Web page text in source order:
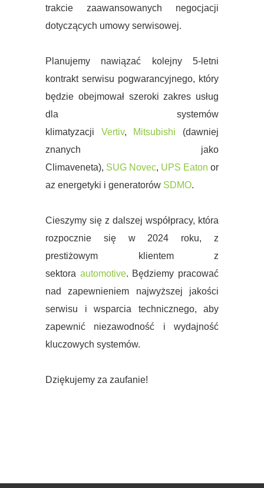
trakcie zaawansowanych negocjacji
dotyczących umowy serwisowej.
Planujemy nawiązać kolejny 5-letni
kontrakt serwisu pogwarancyjnego, który
będzie obejmował szeroki zakres usług
dla systemów
klimatyzacji Vertiv, Mitsubishi (dawniej
znanych jako
Climaveneta), SUG Novec, UPS Eaton or
az energetyki i generatorów SDMO.
Cieszymy się z dalszej współpracy, która
rozpocznie się w 2024 roku, z
prestiżowym klientem z
sektora automotive. Będziemy pracować
nad zapewnieniem najwyższej jakości
serwisu i wsparcia technicznego, aby
zapewnić niezawodność i wydajność
kluczowych systemów.
Dziękujemy za zaufanie!